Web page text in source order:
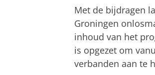
Met de bijdragen
Groningen
inhoud van het
is opgezet om
verbanden aan te